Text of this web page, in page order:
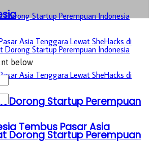
Dorong Startup Perempuan
Tembus Pasar Asia
Dorong Startup Perempuan
below